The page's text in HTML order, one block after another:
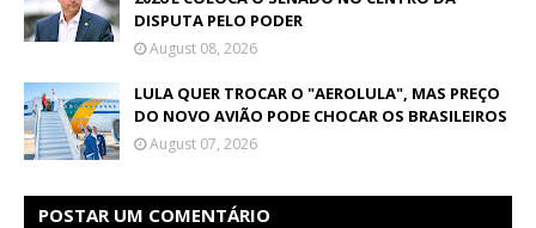
DISPUTA PELO PODER
August 08, 2026
LULA QUER TROCAR O "AEROLULA", MAS PREÇO
DO NOVO AVIÃO PODE CHOCAR OS BRASILEIROS
August 07, 2026
POSTAR UM COMENTÁRIO